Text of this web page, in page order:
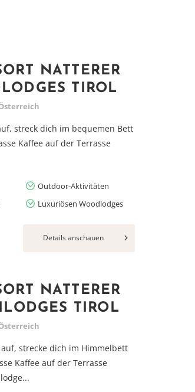
NATTERER
TIROL
streck dich im bequemen Bett
Kaffee auf der Terrasse
Outdoor-Aktivitäten
Luxuriösen Woodlodges
Details anschauen
NATTERER
TIROL
strecke dich im Himmelbett
Kaffee auf der Terrasse